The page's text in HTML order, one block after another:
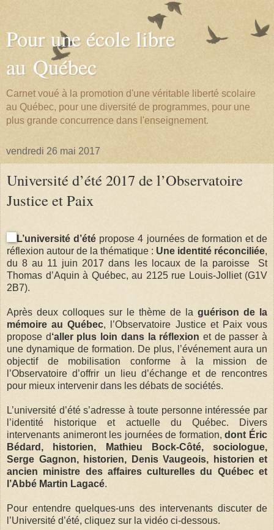
Pour une école libre
au Québec
Carnet voué à la promotion d'une véritable liberté scolaire
au Québec, pour une diversité de programmes, pour une
plus grande concurrence dans l'enseignement.
vendredi 26 mai 2017
Université d’été 2017 de l’Observatoire
Justice et Paix
L’université d’été propose 4 journées de formation et de
réflexion autour de la thématique : Une identité réconciliée,
du 8 au 11 juin 2017 dans les locaux de la paroisse St
Thomas d’Aquin à Québec, au 2125 rue Louis-Jolliet (G1V
2B7).
Après deux colloques sur le thème de la guérison de la
mémoire au Québec, l’Observatoire Justice et Paix vous
propose d‘aller plus loin dans la réflexion et de passer à
une dynamique de formation. De plus, l’événement aura un
objectif de mobilisation conforme à la mission de
l’Observatoire d’offrir un lieu d’échange et de rencontres
pour mieux intervenir dans les débats de sociétés.
L’université d’été s’adresse à toute personne intéressée par
l’identité historique et actuelle du Québec. Divers
intervenants animeront les journées de formation,dont Éric
Bédard, historien, Mathieu Bock-Côté, sociologue,
Serge Gagnon, historien, Denis Vaugeois, historien et
ancien ministre des affaires culturelles du Québec et
l’Abbé Martin Lagacé.
Pour entendre quelques-uns des intervenants discuter de
l’Université d’été, cliquez sur la vidéo ci-dessous.